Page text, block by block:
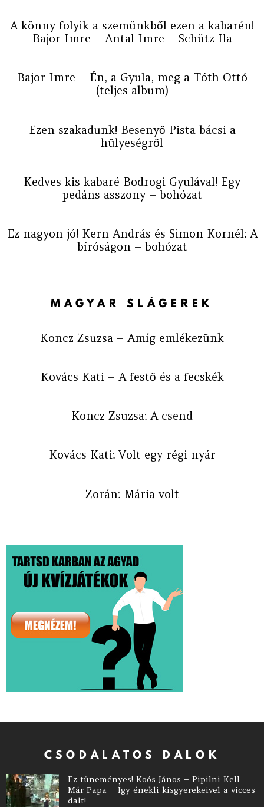
A könny folyik a szemünkből ezen a kabarén!
Bajor Imre – Antal Imre – Schütz Ila
Bajor Imre – Én, a Gyula, meg a Tóth Ottó
(teljes album)
Ezen szakadunk! Besenyő Pista bácsi a
hülyeségről
Kedves kis kabaré Bodrogi Gyulával! Egy
pedáns asszony – bohózat
Ez nagyon jó! Kern András és Simon Kornél: A
bíróságon – bohózat
MAGYAR SLÁGEREK
Koncz Zsuzsa – Amíg emlékezünk
Kovács Kati – A festő és a fecskék
Koncz Zsuzsa: A csend
Kovács Kati: Volt egy régi nyár
Zorán: Mária volt
CSODÁLATOS DALOK
Ez tüneményes! Koós János – Pipilni Kell
Már Papa – Így énekli kisgyerekeivel a vicces
dalt!